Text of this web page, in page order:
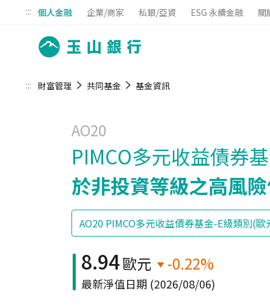
::: 個人金融 企業/商家 私銀/亞資 ESG 永續金融 關
財富管理 共同基金 基金資訊
:::
AO20
PIMCO多元收益債券
於非投資等級之高風
8.94歐元 -0.22%
最新淨值日期 (2026/08/06)